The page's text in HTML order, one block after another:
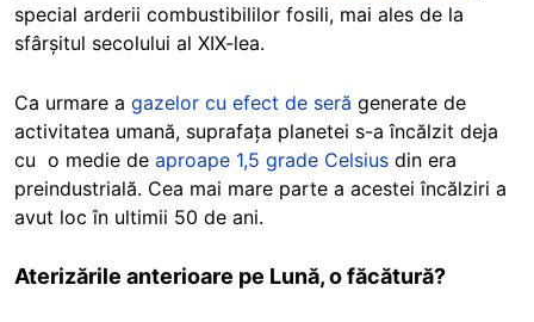
special arderii combustibililor fosili, mai ales de la
sfârșitul secolului al XIX-lea.
Ca urmare a gazelor cu efect de seră generate de
activitatea umană, suprafața planetei s-a încălzit deja
cu o medie de aproape 1,5 grade Celsius din era
preindustrială. Cea mai mare parte a acestei încălziri a
avut loc în ultimii 50 de ani.
Aterizările anterioare pe Lună, o făcătură?